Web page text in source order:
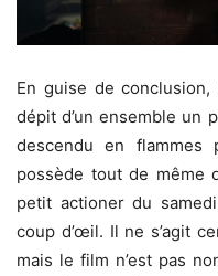
En guise de
dépit d’un ensemble un
descendu en flammes
possède tout de même
petit actioner du
coup d’œil. Il ne s’agit
mais le film n’est pas